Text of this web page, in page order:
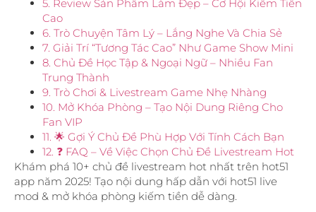
5. Review Sản Phẩm Làm Đẹp – Cơ Hội Kiếm Tiền
Cao
6. Trò Chuyện Tâm Lý – Lắng Nghe Và Chia Sẻ
7. Giải Trí “Tương Tác Cao” Như Game Show Mini
8. Chủ Đề Học Tập & Ngoại Ngữ – Nhiều Fan
Trung Thành
9. Trò Chơi & Livestream Game Nhẹ Nhàng
10. Mở Khóa Phòng – Tạo Nội Dung Riêng Cho
Fan VIP
11. 🌟 Gợi Ý Chủ Đề Phù Hợp Với Tính Cách Bạn
12. ❓ FAQ – Về Việc Chọn Chủ Đề Livestream Hot
Khám phá 10+ chủ đề livestream hot nhất trên hot51
app năm 2025! Tạo nội dung hấp dẫn với hot51 live
mod & mở khóa phòng kiếm tiền dễ dàng.